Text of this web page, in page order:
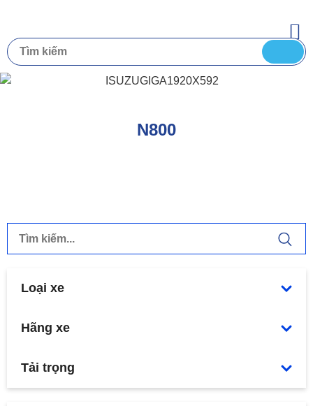
N800
Loại xe
Hãng xe
Tải trọng